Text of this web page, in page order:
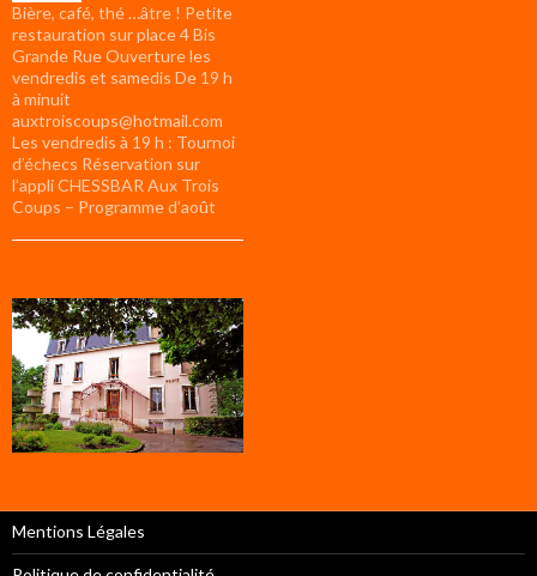
Bière, café, thé …âtre ! Petite
restauration sur place 4 Bis
Grande Rue Ouverture les
vendredis et samedis De 19 h
à minuit
auxtroiscoups@hotmail.com
Les vendredis à 19 h : Tournoi
d’échecs Réservation sur
l’appli CHESSBAR Aux Trois
Coups – Programme d’août
Mentions Légales